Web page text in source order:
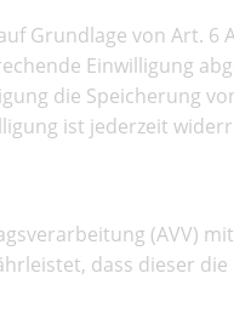
Grundlage von Art.
Einwilligung
die Speicherung
ist jederzeit
(AVV)
dass dieser